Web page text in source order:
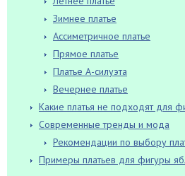
Зимнее платье
Ассиметричное платье
Прямое платье
Платье А-силуэта
Вечернее платье
Какие платья не подходят для
Современные тренды и мода
Рекомендации по выбору
Примеры платьев для фигуры